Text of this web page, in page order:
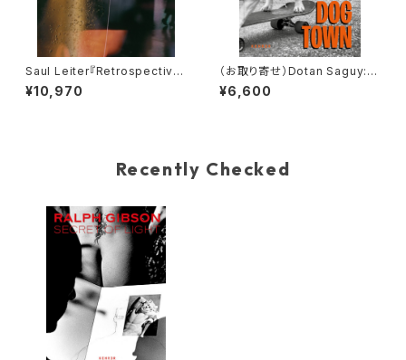
Saul Leiter『Retrospectiv
e』(4th edition)
¥10,970
（お取り寄せ）Dotan Saguy: D
og Town. The Pups of Ven
ice Beach and their Human
¥6,600
Recently Checked